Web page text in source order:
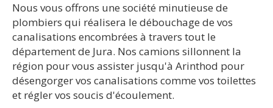
Nous vous offrons une société minutieuse de
plombiers qui réalisera le débouchage de vos
canalisations encombrées à travers tout le
département de Jura. Nos camions sillonnent la
région pour vous assister jusqu'à Arinthod pour
désengorger vos canalisations comme vos toilettes
et régler vos soucis d'écoulement.